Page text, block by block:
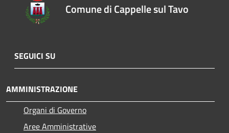
Comune di Cappelle sul Tavo
SEGUICI SU
AMMINISTRAZIONE
Organi di Governo
Aree Amministrative